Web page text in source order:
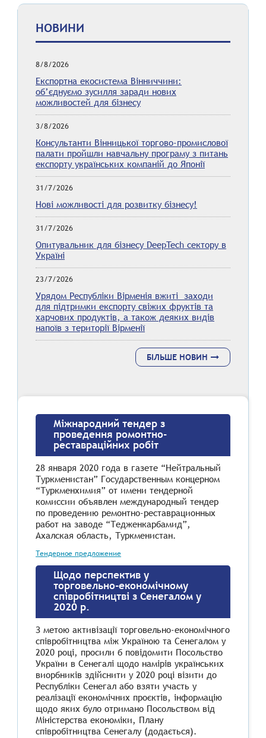
НОВИНИ
8/8/2026
Експортна екосистема Вінниччини:
об’єднуємо зусилля заради нових
можливостей для бізнесу
3/8/2026
Консультанти Вінницької торгово-промислової
палати пройшли навчальну програму з питань
експорту українських компаній до Японії
31/7/2026
Нові можливості для розвитку бізнесу!
31/7/2026
Опитувальник для бізнесу DeepTech сектору в
Україні
23/7/2026
Урядом Республіки Вірменія вжиті заходи
для підтримки експорту свіжих фруктів та
харчових продуктів, а також деяких видів
напоїв з території Вірменії
БІЛЬШЕ НОВИН
Міжнародний тендер з
проведення ромонтно-
реставраційних робіт
28 января 2020 года в газете “Нейтральный
Туркменистан” Государственным концерном
“Туркменхимия” от имени тендерной
комиссии объявлен международный тендер
по проведению ремонтно-реставрационных
работ на заводе “Тедженкарбамид”,
Ахалская область, Туркменистан.
Тендерное предложение
Щодо перспектив у
торговельно-економічному
співробітництві з Сенегалом у
2020 р.
З метою активізації торговельно-економічного
співробітництва між Україною та Сенегалом у
2020 році, просили б повідомити Посольство
України в Сенегалі щодо намірів українських
виорбників здійснити у 2020 році візити до
Республіки Сенегал або взяти участь у
реалізації економічних проєктів, інформацію
щодо яких було отримано Посольством від
Міністерства економіки, Плану
співробітництва Сенегалу (додається).